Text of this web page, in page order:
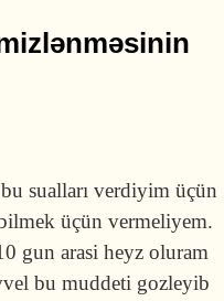
sualları verdiyim üçün
üçün vermeliyem.
gun arasi heyz oluram
bu muddeti gozleyib